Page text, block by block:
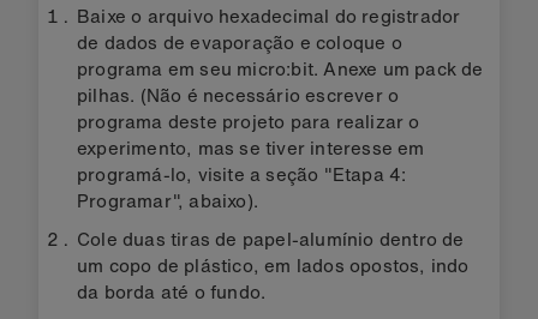
Baixe o arquivo hexadecimal do registrador
de dados de evaporação e coloque o
programa em seu micro:bit. Anexe um pack de
pilhas. (Não é necessário escrever o
programa deste projeto para realizar o
experimento, mas se tiver interesse em
programá-lo, visite a seção "Etapa 4:
Programar", abaixo).
Cole duas tiras de papel-alumínio dentro de
um copo de plástico, em lados opostos, indo
da borda até o fundo.